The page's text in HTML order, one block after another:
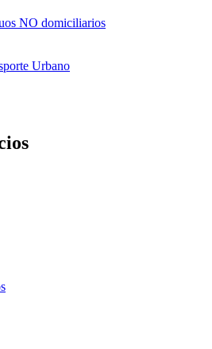
NO domiciliarios
Urbano